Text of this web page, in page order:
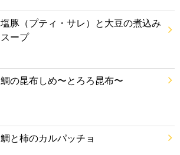
塩豚（プティ・サレ）と大豆の煮込み
スープ
鯛の昆布しめ〜とろろ昆布〜
鯛と柿のカルパッチョ